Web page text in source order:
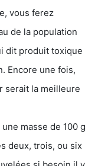
vous ferez
de la population
dit produit toxique
Encore une fois,
serait la meilleure
masse de 100 g
deux, trois, ou six